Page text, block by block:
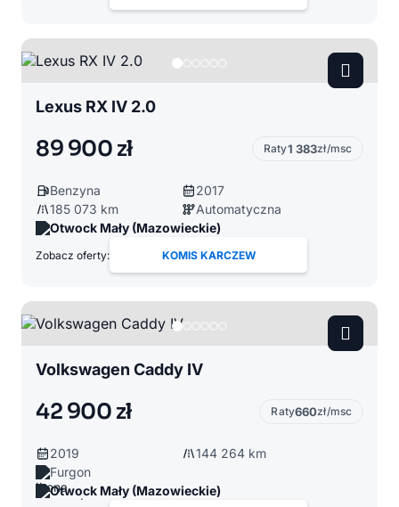
Lexus RX IV 2.0
89 900 zł Raty1 383zł/msc
Benzyna
2017
185 073 km
Automatyczna
Otwock Mały (Mazowieckie)
Zobacz oferty: KOMIS KARCZEW
Volkswagen Caddy IV
42 900 zł Raty660zł/msc
2019
144 264 km
Furgon
Otwock Mały (Mazowieckie)